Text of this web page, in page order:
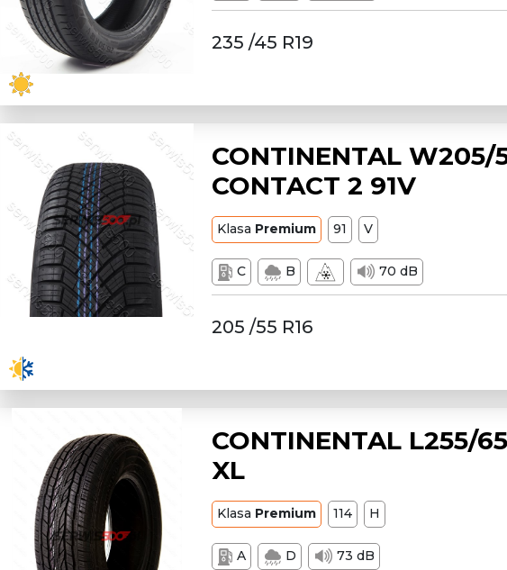
235 /45 R19
CONTINENTAL W205/
CONTACT 2 91V
Klasa Premium 91 V
C B 70 dB
205 /55 R16
CONTINENTAL L255/
XL
Klasa Premium 114 H
A D 73 dB